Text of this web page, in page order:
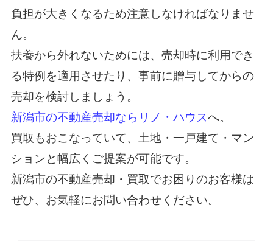
負担が大きくなるため注意しなければなりませ
ん。
扶養から外れないためには、売却時に利用でき
る特例を適用させたり、事前に贈与してからの
売却を検討しましょう。
新潟市の不動産売却ならリノ・ハウスへ。
買取もおこなっていて、土地・一戸建て・マン
ションと幅広くご提案が可能です。
新潟市の不動産売却・買取でお困りのお客様は
ぜひ、お気軽にお問い合わせください。